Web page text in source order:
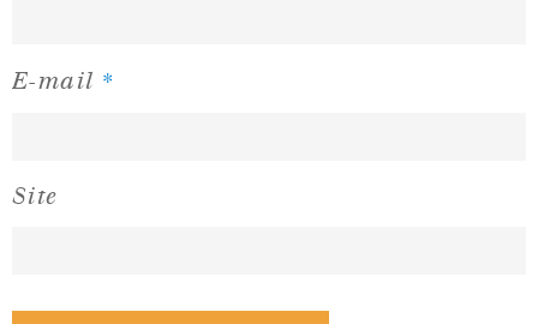
E-mail *
Site